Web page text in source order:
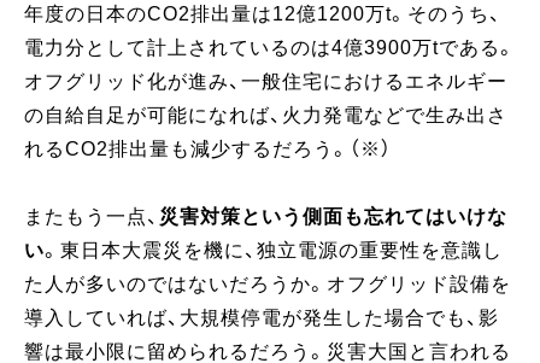
年度の日本のCO2排出量は12億1200万t。そのうち、
電力分として計上されているのは4億3900万tである。
オフグリッド化が進み、一般住宅におけるエネルギー
の自給自足が可能になれば、火力発電などで生み出さ
れるCO2排出量も減少するだろう。（※）
またもう一点、 災害対策という側面も忘れてはいけな
い。東日本大震災を機に、独立電源の重要性を意識し
た人が多いのではないだろうか。オフグリッド設備を
導入していれば、大規模停電が発生した場合でも、影
響は最小限に留められるだろう。災害大国と言われる